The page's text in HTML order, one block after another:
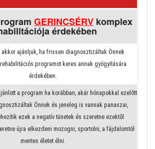
GERINCSÉRV komplex
érdekében
akkor ajánljuk, ha frissen diagnosztizáltak Önnek
programot keres annak gyógyítására
érdekében.
a program ha korábban, akár hónapokkal ezelőtt
Önnek és jeneleg is vannak panaszai,
ezek a negatív tünetek és szeretne ezektől
újra elkezdeni mozogni, sportolni, a fájdalomtól
mentes életet élni.